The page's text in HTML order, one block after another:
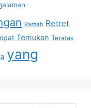
Ramah Retret
Temukan Teratas
yang